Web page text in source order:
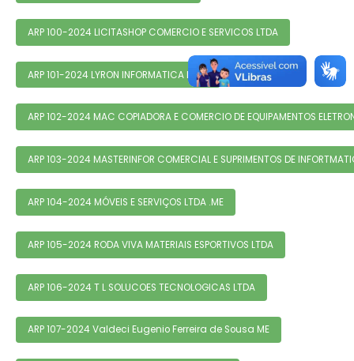
ARP 100-2024 LICITASHOP COMERCIO E SERVICOS LTDA
ARP 101-2024 LYRON INFORMATICA LTDA
ARP 102-2024 MAC COPIADORA E COMERCIO DE EQUIPAMENTOS
ARP 103-2024 MASTERINFOR COMERCIAL E SUPRIMENTOS DE
ARP 104-2024 MÓVEIS E SERVIÇOS LTDA .ME
ARP 105-2024 RODA VIVA MATERIAIS ESPORTIVOS LTDA
ARP 106-2024 T L SOLUCOES TECNOLOGICAS LTDA
ARP 107-2024 Valdeci Eugenio Ferreira de Sousa ME